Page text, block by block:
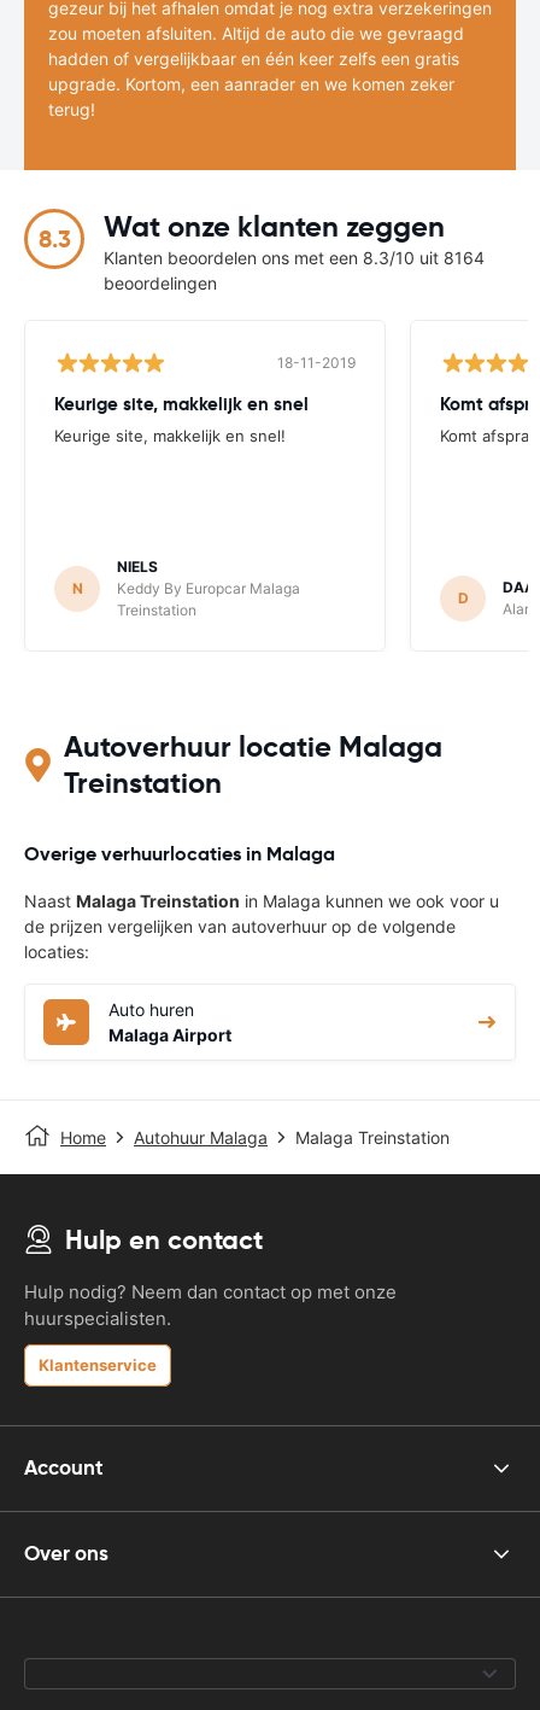
gezeur bij het afhalen omdat je nog extra verzekeringen
zou moeten afsluiten. Altijd de auto die we gevraagd
hadden of vergelijkbaar en één keer zelfs een gratis
upgrade. Kortom, een aanrader en we komen zeker
terug!
8.3 Wat onze klanten zeggen
Klanten beoordelen ons met een 8.3/10 uit 8164
beoordelingen
18-11-2019
Keurige site, makkelijk en snel
Keurige site, makkelijk en snel!
N
NIELS
Keddy By Europcar Malaga
Treinstation
Komt
Komt
D
Autoverhuur locatie Malaga
Treinstation
Overige verhuurlocaties in Malaga
Naast Malaga Treinstation in Malaga kunnen we ook voor u
de prijzen vergelijken van autoverhuur op de volgende
locaties:
Auto huren
Malaga Airport
Home Autohuur Malaga Malaga Treinstation
Hulp en contact
Hulp nodig? Neem dan contact op met onze
huurspecialisten.
Klantenservice
Account
Over ons